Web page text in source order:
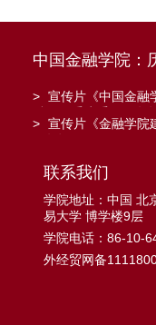
中国金融学院：
> 宣传片《中国金融
> 宣传片《金融学院
联系我们
学院地址：中国 北
易大学 博学楼9层
学院电话：86-10-
外经贸网备